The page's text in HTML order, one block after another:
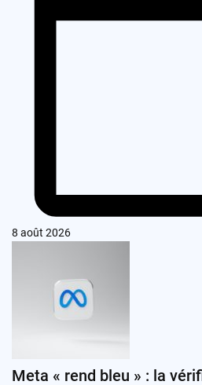
8 août 2026
Meta « rend bleu » : la